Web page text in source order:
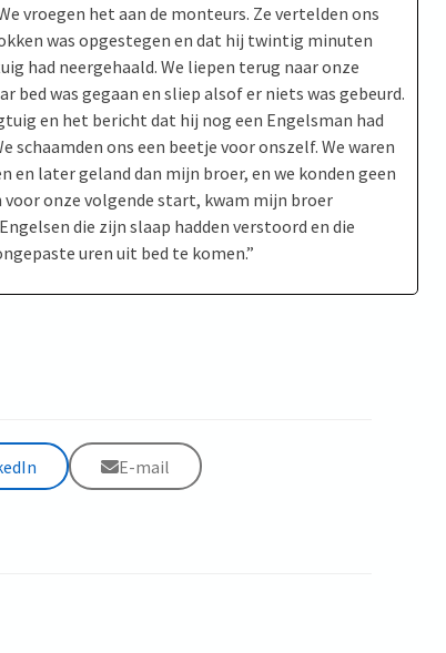
vroegen het aan de monteurs. Ze vertelden ons
was opgestegen en dat hij twintig minuten
had neergehaald. We liepen terug naar onze
was gegaan en sliep alsof er niets was gebeurd.
en het bericht dat hij nog een Engelsman had
schaamden ons een beetje voor onszelf. We waren
en later geland dan mijn broer, en we konden geen
onze volgende start, kwam mijn broer
die zijn slaap hadden verstoord en die
uren uit bed te komen.”
E-mail